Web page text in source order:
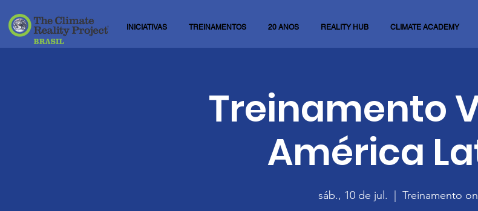
INICIATIVAS TREINAMENTOS 20 ANOS REALITY HUB CLIMATE ACADEMY
Treinamento
América
sáb., 10 de jul. Treinamento